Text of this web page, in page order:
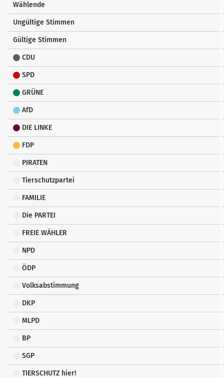
Wählende
Ungültige Stimmen
Gültige Stimmen
CDU
SPD
GRÜNE
AfD
DIE LINKE
FDP
PIRATEN
Tierschutzpartei
FAMILIE
Die PARTEI
FREIE WÄHLER
NPD
ÖDP
Volksabstimmung
DKP
MLPD
BP
SGP
TIERSCHUTZ hier!